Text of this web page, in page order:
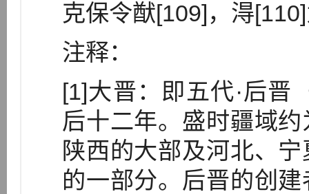
克保令猷[109]，淂
注释：
[1]大晋：即五代·后
后十二年。盛时疆域
陕西的大部及河北、
的一部分。后晋的创